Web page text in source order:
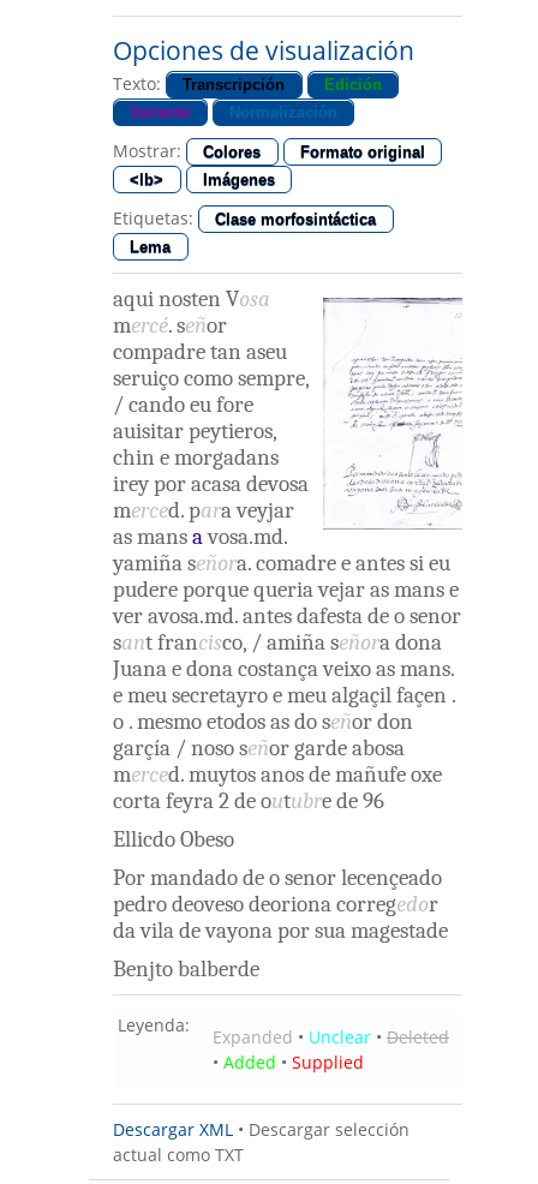
Opciones de visualización
Texto: Transcripción
Edición
Variante
Normalización
Mostrar: Colores
Formato original
<lb>
Imágenes
Etiquetas:
Clase morfosintáctica
Lema
aquinosten Vosa
mercé.señor
compadretan aseu
seruiçocomosempre,
/candoeufore
auisitarpeytieros,
chin emorgadans
ireypor acasadevosa
merced.paraveyjar
asmansavosa.md.
yamiñaseñora.comadreeantessieu
pudereporquequeriavejarasmanse
veravosa.md.antesdafestade osenor
santfrancisco, /amiñaseñoradona
Juanaedonacostançaveixoasmans.
emeusecretayroemeualgaçilfaçen .
o .mesmoetodosasdoseñordon
garçía /nososeñorgardeabosa
merced.muytosanosdemañufeoxe
cortafeyra2deoutubrede96
EllicdoObeso
Pormandadode osenorlecençeado
pedrodeovesodeorionacorregedor
daviladevayonaporsuamagestade
Benjtobalberde
Leyenda:
Expanded • Unclear • Deleted
• Added • Supplied
Descargar XML • Descargar selección
actual como TXT